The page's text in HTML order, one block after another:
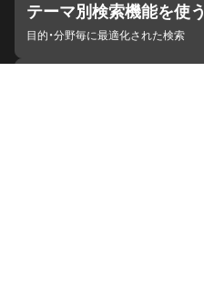
テーマ別検索機能を使う
目的・分野毎に最適化された検索